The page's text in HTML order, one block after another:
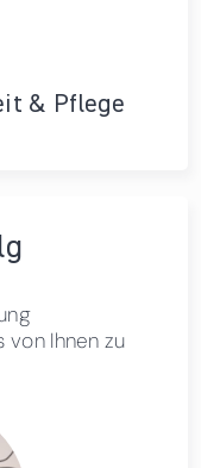
& Pflege
Ihnen zu